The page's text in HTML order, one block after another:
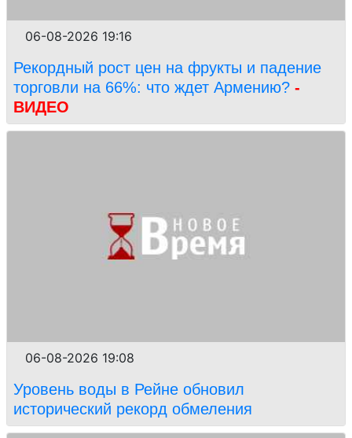
06-08-2026 19:16
Рекордный рост цен на фрукты и падение
торговли на 66%: что ждет Армению? -
ВИДЕО
06-08-2026 19:08
Уровень воды в Рейне обновил
исторический рекорд обмеления